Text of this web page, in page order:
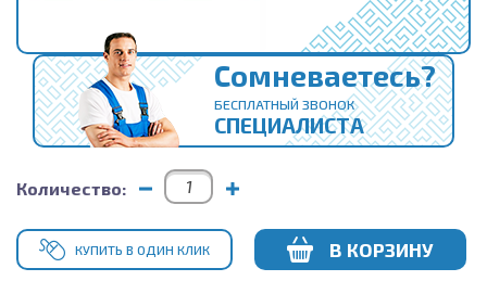
Сомневаетесь?
БЕСПЛАТНЫЙ ЗВОНОК
СПЕЦИАЛИСТА
Количество:
КУПИТЬ В ОДИН КЛИК В КОРЗИНУ